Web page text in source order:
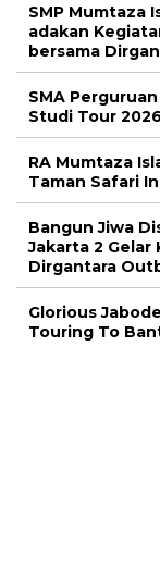
SMP Mumtaza
adakan
bersama
SMA
Studi Tour
RA Mumtaza
Taman Safari
Bangun Jiwa
Jakarta 2 Gelar
Dirgantara
Glorious
Touring To